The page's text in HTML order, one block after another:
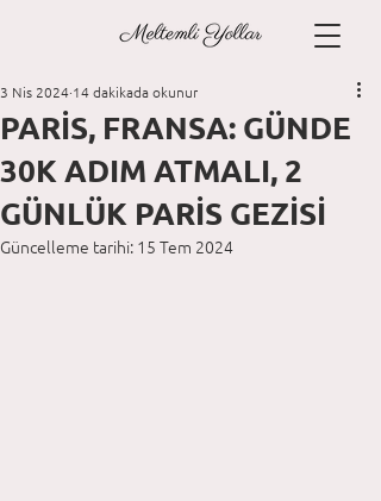
PARİS, FRANSA: GÜNDE
30K ADIM ATMALI, 2
GÜNLÜK PARİS GEZİSİ
3 Nis 2024 14 dakikada okunur
Güncelleme tarihi: 15 Tem 2024